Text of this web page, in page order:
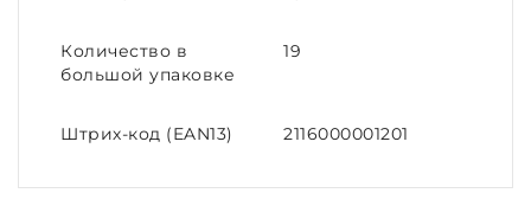
Количество в
большой упаковке
19
Штрих-код (EAN13) 2116000001201